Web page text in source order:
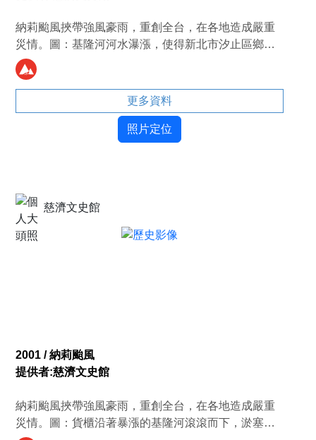
納莉颱風挾帶強風豪雨，重創全台，在各地造成嚴重
災情。圖：基隆河河水瀑漲，使得新北市汐止區鄉長
路地區留下了大量淤泥及漂流木。（攝影者／張阿
英）
更多資料
照片定位
慈濟文史館
2001 / 納莉颱風
提供者:慈濟文史館
納莉颱風挾帶強風豪雨，重創全台，在各地造成嚴重
災情。圖：貨櫃沿著暴漲的基隆河滾滾而下，淤塞於